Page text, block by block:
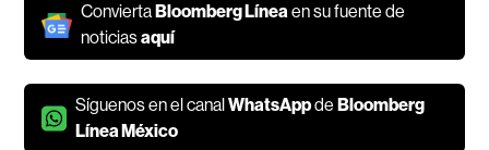
ConviertaBloomberg Líneaen su fuente de
noticiasaquí
Síguenos en el canalWhatsAppdeBloomberg
Línea México